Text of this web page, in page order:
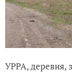
УРРА, деревня,